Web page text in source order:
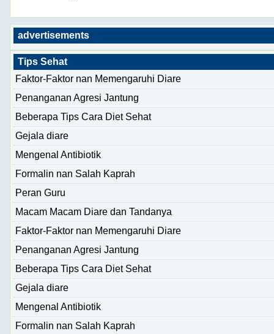
advertisements
Tips Sehat
Faktor-Faktor nan Memengaruhi Diare
Penanganan Agresi Jantung
Beberapa Tips Cara Diet Sehat
Gejala diare
Mengenal Antibiotik
Formalin nan Salah Kaprah
Peran Guru
Macam Macam Diare dan Tandanya
Faktor-Faktor nan Memengaruhi Diare
Penanganan Agresi Jantung
Beberapa Tips Cara Diet Sehat
Gejala diare
Mengenal Antibiotik
Formalin nan Salah Kaprah